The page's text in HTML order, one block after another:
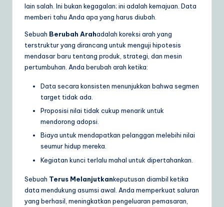
lain salah. Ini bukan kegagalan; ini adalah kemajuan. Data
memberi tahu Anda apa yang harus diubah.
Sebuah Berubah Arahadalah koreksi arah yang
terstruktur yang dirancang untuk menguji hipotesis
mendasar baru tentang produk, strategi, dan mesin
pertumbuhan. Anda berubah arah ketika:
Data secara konsisten menunjukkan bahwa segmen
target tidak ada.
Proposisi nilai tidak cukup menarik untuk
mendorong adopsi.
Biaya untuk mendapatkan pelanggan melebihi nilai
seumur hidup mereka.
Kegiatan kunci terlalu mahal untuk dipertahankan.
Sebuah Terus Melanjutkankeputusan diambil ketika
data mendukung asumsi awal. Anda memperkuat saluran
yang berhasil, meningkatkan pengeluaran pemasaran,